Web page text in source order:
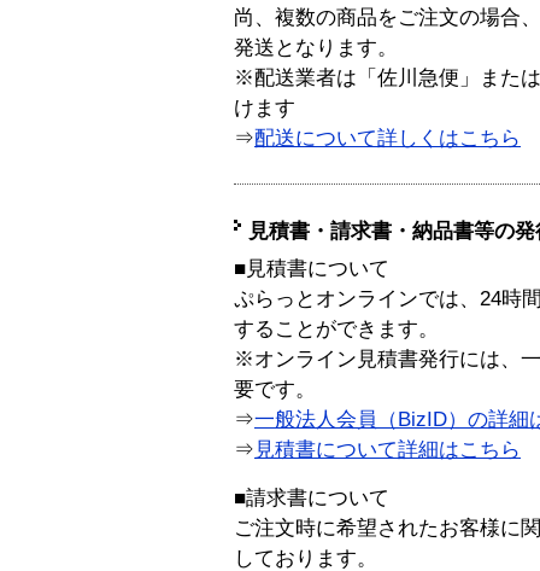
尚、複数の商品をご注文の場合
発送となります。
※配送業者は「佐川急便」また
けます
⇒配送について詳しくはこちら
見積書・請求書・納品書等の
■見積書について
ぷらっとオンラインでは、24時
することができます。
※オンライン見積書発行には、
要です。
⇒一般法人会員（BizID）の詳細
⇒ 見積書について詳細はこちら
■請求書について
ご注文時に希望されたお客様に
しております。